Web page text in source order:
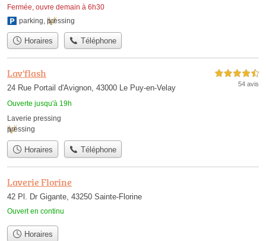
Fermée, ouvre demain à 6h30
parking, pressing
Horaires Téléphone
Lav'flash
24 Rue Portail d'Avignon, 43000 Le Puy-en-Velay
Ouverte jusqu'à 19h
4,5 étoiles sur 5
54 avis
Laverie pressing
pressing
Horaires Téléphone
Laverie Florine
42 Pl. Dr Gigante, 43250 Sainte-Florine
Ouvert en continu
Horaires